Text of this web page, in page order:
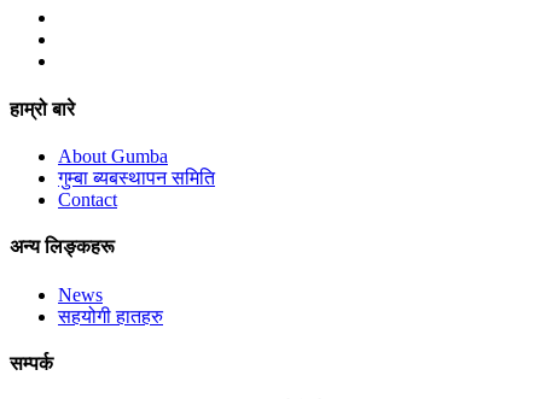
हाम्रो बारे
About Gumba
गुम्बा ब्यबस्थापन समिति
Contact
अन्य लिङ्कहरू
News
सहयोगी हातहरु
सम्पर्क